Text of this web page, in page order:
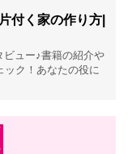
付く家の作り方|
ビュー♪書籍の紹介や
ック！あなたの役に